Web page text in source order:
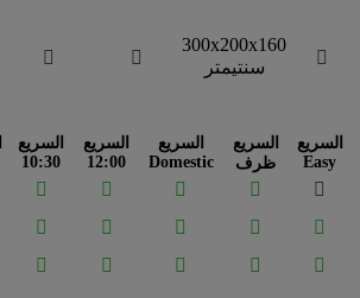
 
300x200x160
سنتيمتر

السريع
10:30
السريع
12:00
السريع
Domestic
السريع
ظرف
السريع
Easy
   

   

    